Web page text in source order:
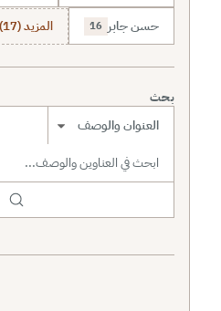
حسن جابر 16 المزيد (17)
بحث
نطاق البحث